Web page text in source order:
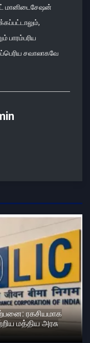
மானிடைசேஷன்
பாரம்பரிய
சவாலாகவே
ரகசியமாக
மத்திய அரசு